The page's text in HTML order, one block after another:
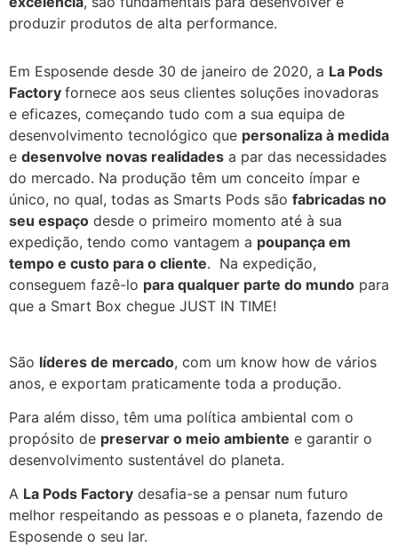
produzir produtos de alta performance.
Em Esposende desde 30 de janeiro de 2020, a La Pods
Factory fornece aos seus clientes soluções inovadoras
e eficazes, começando tudo com a sua equipa de
desenvolvimento tecnológico que personaliza à medida
e desenvolve novas realidades a par das necessidades
do mercado. Na produção têm um conceito ímpar e
único, no qual, todas as Smarts Pods são fabricadas no
seu espaço desde o primeiro momento até à sua
expedição, tendo como vantagem a poupança em
tempo e custo para o cliente. Na expedição,
conseguem fazê-lo para qualquer parte do mundo para
que a Smart Box chegue JUST IN TIME!
São líderes de mercado, com um know how de vários
anos, e exportam praticamente toda a produção.
Para além disso, têm uma política ambiental com o
propósito de preservar o meio ambiente e garantir o
desenvolvimento sustentável do planeta.
A La Pods Factory desafia-se a pensar num futuro
melhor respeitando as pessoas e o planeta, fazendo de
Esposende o seu lar.